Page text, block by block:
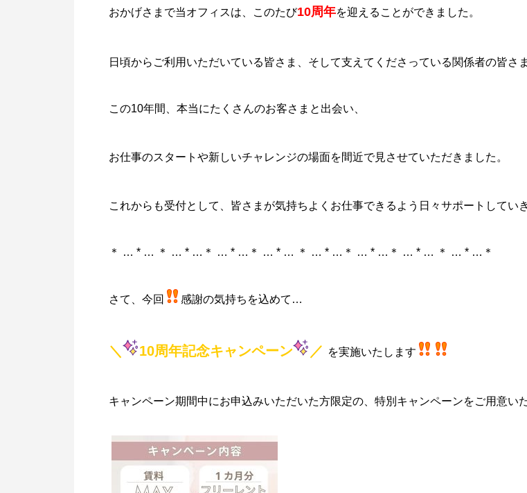
おかげさまで当オフィスは、このたび10周年を迎えることができました。
日頃からご利用いただいている皆さま、そして支えてくださっている関係者の皆さ
この10年間、本当にたくさんのお客さまと出会い、
お仕事のスタートや新しいチャレンジの場面を間近で見させていただきました。
これからも受付として、皆さまが気持ちよくお仕事できるよう日々サポートしてい
＊ … * … ＊ … * …＊ … * …＊ … * … ＊ … * …＊ … * …＊ … * … ＊ … * …＊
さて、今回 感謝の気持ちを込めて…
＼ 10周年記念キャンペーン ／ を実施いたします
キャンペーン期間中にお申込みいただいた方限定の、特別キャンペーンをご用意い